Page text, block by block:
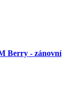
Berry - zánovní